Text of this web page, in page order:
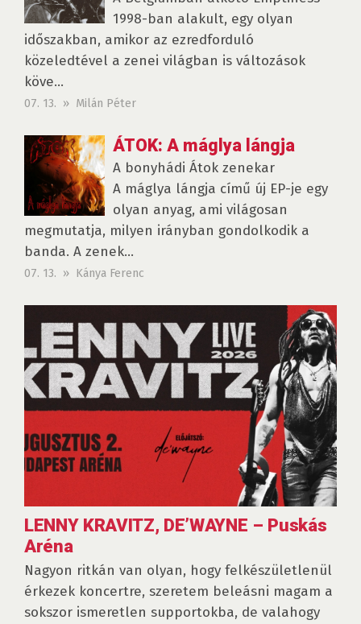
1998-ban alakult, egy olyan
időszakban, amikor az ezredforduló
közeledtével a zenei világban is változások
köve...
07. 13. » Milán Péter
ÁTOK: A máglya lángja
A bonyhádi Átok zenekar
A máglya lángja című új EP-je egy
olyan anyag, ami világosan
megmutatja, milyen irányban gondolkodik a
banda. A zenek...
07. 13. » Kánya Ferenc
LENNY KRAVITZ, DE’WAYNE – Puskás
Aréna
Nagyon ritkán van olyan, hogy felkészületlenül
érkezek koncertre, szeretem beleásni magam a
sokszor ismeretlen supportokba, de valahogy